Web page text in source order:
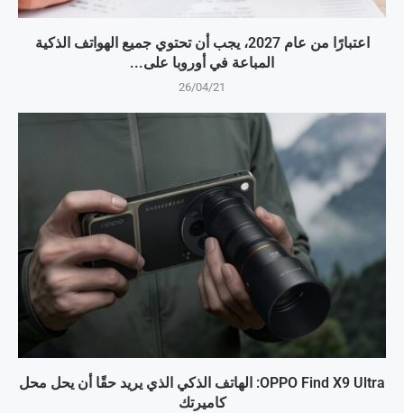
اعتبارًا من عام 2027، يجب أن تحتوي جميع الهواتف الذكية
المباعة في أوروبا على...
26/04/21
OPPO Find X9 Ultra: الهاتف الذكي الذي يريد حقًا أن يحل محل
كاميرتك